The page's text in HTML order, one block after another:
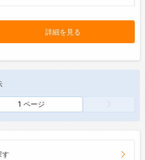
整備作業・書類作成など
閉店 片付け・掃除
い】
ちの仕事です。
らお預かりしたおクルマを綺麗に仕上
ができたとき、日々の業務で成長を感
新しい資格取得も、やりがいやモチベ
得支援（国家整備士・自動車検査員・
詳細を見る
1 ページ
す